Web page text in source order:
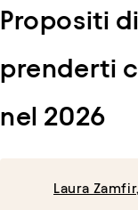
Propositi
prenderti
nel 2026
Laura